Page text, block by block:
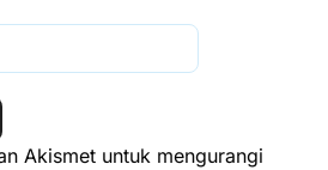
Akismet untuk mengurangi